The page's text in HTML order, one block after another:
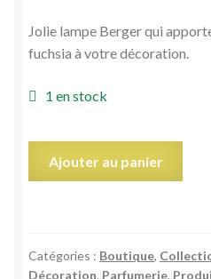
Jolie lampe Berger qui
fuchsia à votre décoration.
1 en stock
Paris
Ajouter au panier
Catégories : Boutique,
Décoration, Parfumerie,